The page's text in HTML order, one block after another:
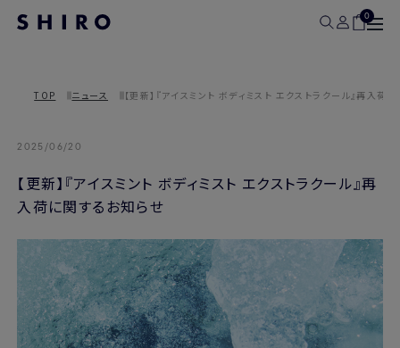
0
TOP ニュース 【更新】『アイスミント ボディミスト エクストラクール』再入荷
2025/06/20
【更新】『アイスミント ボディミスト エクストラクール』再
入荷に関するお知らせ